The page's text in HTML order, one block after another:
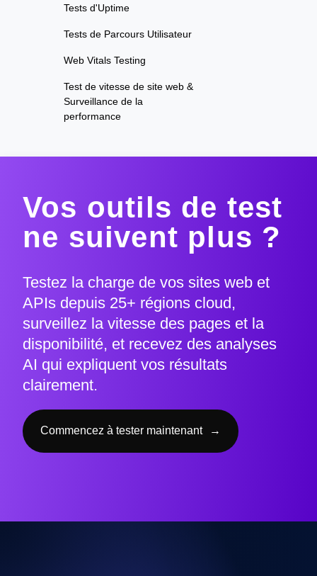
Tests d'Uptime
Tests de Parcours Utilisateur
Web Vitals Testing
Test de vitesse de site web &
Surveillance de la
performance
Vos outils de test
ne suivent plus ?
Testez la charge de vos sites web et
APIs depuis 25+ régions cloud,
surveillez la vitesse des pages et la
disponibilité, et recevez des analyses
AI qui expliquent vos résultats
clairement.
Commencez à tester maintenant →